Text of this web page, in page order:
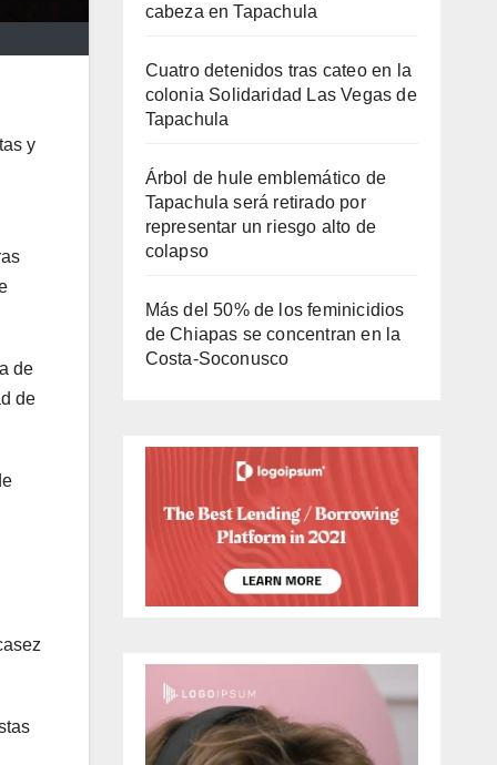
y
de
de
cabeza en Tapachula
Cuatro detenidos tras cateo en la
colonia Solidaridad Las Vegas de
Tapachula
Árbol de hule emblemático de
Tapachula será retirado por
representar un riesgo alto de
colapso
Más del 50% de los feminicidios
de Chiapas se concentran en la
Costa-Soconusco